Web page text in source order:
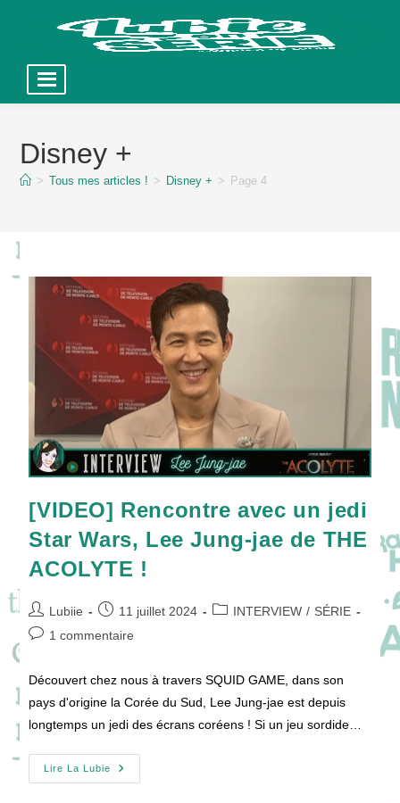
contentDisney +
> Tous mes articles ! > Disney + > Page 4
[VIDEO] Rencontre avec un jedi
Star Wars, Lee Jung-jae de THE
ACOLYTE !
Auteur/autrice
de
Lubiie
Publication
publiée :
11 juillet 2024
PostINTERVIEW / SÉRIE
Commentaires
1 commentaire
Découvert chez nous à travers SQUID GAME, dans son
pays d'origine la Corée du Sud, Lee Jung-jae est depuis
longtemps un jedi des écrans coréens ! Si un jeu sordide…
Lire La Lubie
[VIDEO]
Rencontre